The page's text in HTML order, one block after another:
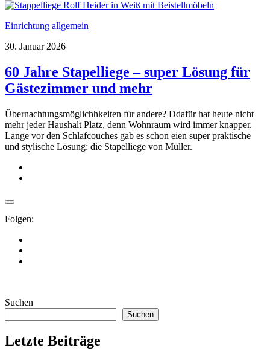
Einrichtung allgemein
30. Januar 2026
60 Jahre Stapelliege – super Lösung für
Gästezimmer und mehr
Übernachtungsmöglichhkeiten für andere? Ddafür hat heute nicht
mehr jeder Haushalt Platz, denn Wohnraum wird immer knapper.
Lange vor den Schlafcouches gab es schon eien super praktische
und stylische Lösung: die Stapelliege von Müller.
Folgen:
Suchen
Suchen
Letzte Beiträge